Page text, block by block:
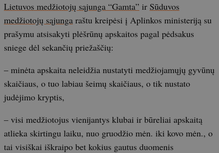
Lietuvos medžiotojų sąjunga “Gamta” ir Sūduvos
medžiotojų sąjunga raštu kreipėsi į Aplinkos ministeriją su
prašymu atsisakyti plėšrūnų apskaitos pagal pėdsakus
sniege dėl sekančių priežaščių:
– minėta apskaita neleidžia nustatyti medžiojamųjų gyvūnų
skaičiaus, o tuo labiau šeimų skaičiaus, o tik nustato
judėjimo kryptis,
– visi medžiotojus vienijantys klubai ir būreliai apskaitą
atlieka skirtingu laiku, nuo gruodžio mėn. iki kovo mėn., o
tai visiškai iškraipo bet kokius gautus duomenis